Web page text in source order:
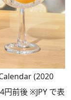
(2020
前後 ※JPY で表